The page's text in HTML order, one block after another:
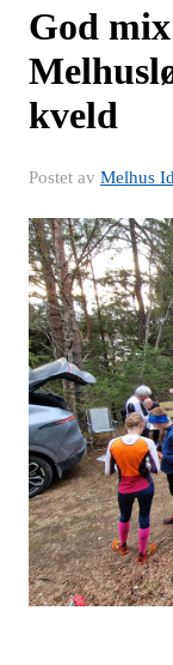
God
kveld
Postet av Melhus